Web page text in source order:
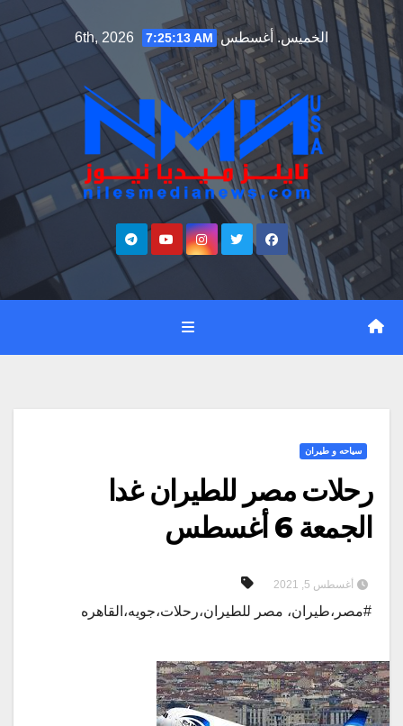
Skip
to
content
الخميس. أغسطس 6th, 2026 7:25:14 AM
سياحه و طيران
رحلات مصر للطيران غدا
الجمعة 6 أغسطس
أغسطس 5, 2021
#مصر،طيران، مصر للطيران،رحلات،جويه،القاهره